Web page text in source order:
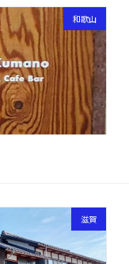
和歌山
滋賀